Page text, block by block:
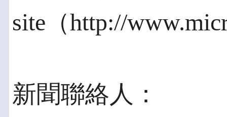
site（http://
新聞聯絡人：